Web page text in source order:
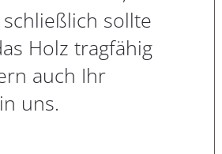
sollte
Holz tragfähig
auch Ihr
uns.